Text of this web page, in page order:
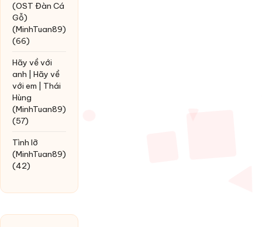
(OST Đàn Cá
Gỗ)
(MinhTuan89)
(66)
Hãy về với
anh | Hãy về
với em | Thái
Hùng
(MinhTuan89)
(57)
Tình lỡ
(MinhTuan89)
(42)